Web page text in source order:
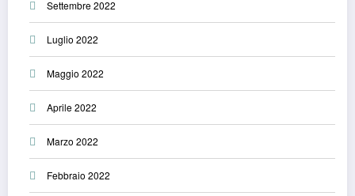
Settembre 2022
Luglio 2022
Maggio 2022
Aprile 2022
Marzo 2022
Febbraio 2022